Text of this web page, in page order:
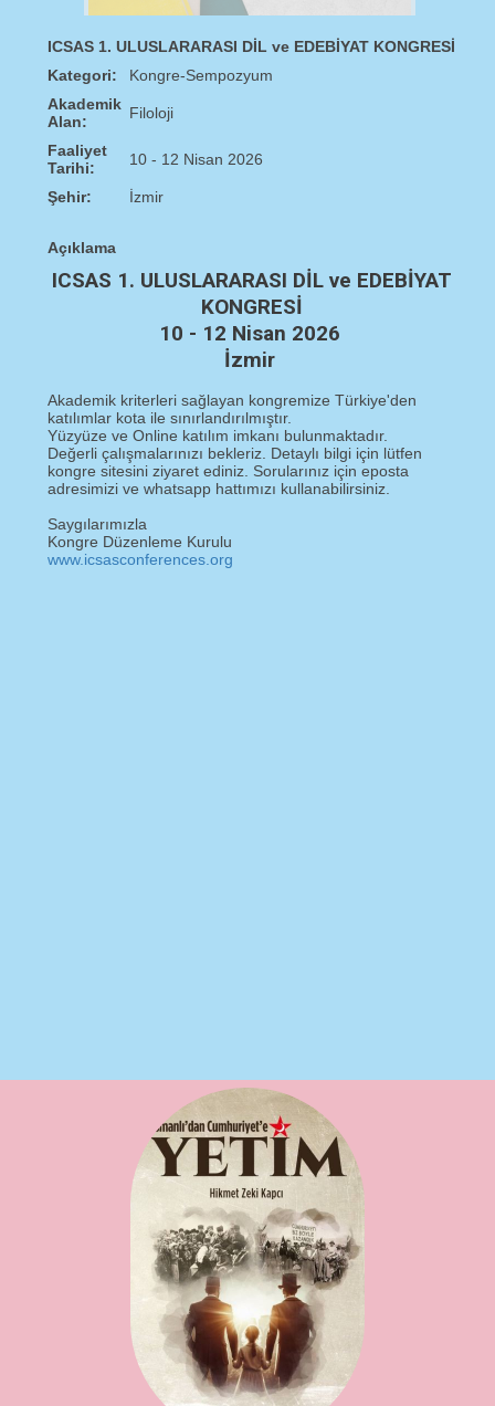
ICSAS 1. ULUSLARARASI DİL ve EDEBİYAT KONGRESİ
Kategori:
Kongre-Sempozyum
Akademik
Alan:
Filoloji
Faaliyet
Tarihi:
10 - 12 Nisan 2026
Şehir: İzmir
Açıklama
ICSAS 1. ULUSLARARASI DİL ve EDEBİYAT
KONGRESİ
10 - 12 Nisan 2026
İzmir
Akademik kriterleri sağlayan kongremize Türkiye'den
katılımlar kota ile sınırlandırılmıştır.
Yüzyüze ve Online katılım imkanı bulunmaktadır.
Değerli çalışmalarınızı bekleriz. Detaylı bilgi için lütfen
kongre sitesini ziyaret ediniz. Sorularınız için eposta
adresimizi ve whatsapp hattımızı kullanabilirsiniz.
Saygılarımızla
Kongre Düzenleme Kurulu
www.icsasconferences.org